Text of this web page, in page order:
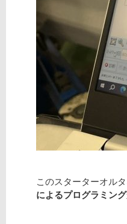
このスターターオル
によるプログラミン